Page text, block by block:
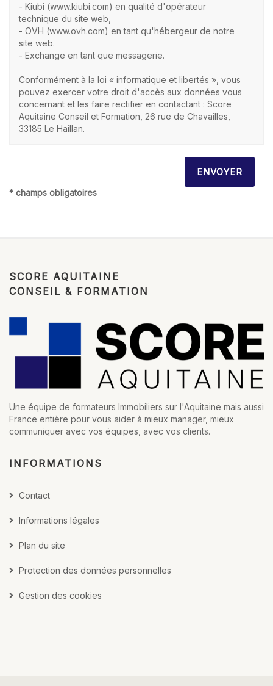
- Kiubi (www.kiubi.com) en qualité d'opérateur
technique du site web,
- OVH (www.ovh.com) en tant qu'hébergeur de notre
site web.
- Exchange en tant que messagerie.
Conformément à la loi « informatique et libertés », vous
pouvez exercer votre droit d'accès aux données vous
concernant et les faire rectifier en contactant : Score
Aquitaine Conseil et Formation, 26 rue de Chavailles,
33185 Le Haillan.
* champs obligatoires
SCORE AQUITAINE
CONSEIL & FORMATION
Une équipe de formateurs Immobiliers sur l'Aquitaine mais aussi
France entière pour vous aider à mieux manager, mieux
communiquer avec vos équipes, avec vos clients.
INFORMATIONS
Contact
Informations légales
Plan du site
Protection des données personnelles
Gestion des cookies